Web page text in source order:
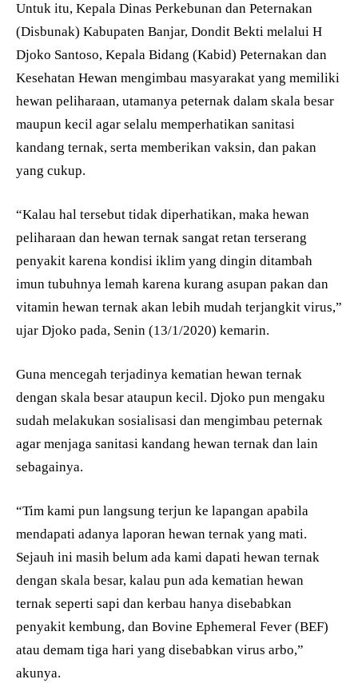
Untuk itu, Kepala Dinas Perkebunan dan Peternakan
(Disbunak) Kabupaten Banjar, Dondit Bekti melalui H
Djoko Santoso, Kepala Bidang (Kabid) Peternakan dan
Kesehatan Hewan mengimbau masyarakat yang memiliki
hewan peliharaan, utamanya peternak dalam skala besar
maupun kecil agar selalu memperhatikan sanitasi
kandang ternak, serta memberikan vaksin, dan pakan
yang cukup.
“Kalau hal tersebut tidak diperhatikan, maka hewan
peliharaan dan hewan ternak sangat retan terserang
penyakit karena kondisi iklim yang dingin ditambah
imun tubuhnya lemah karena kurang asupan pakan dan
vitamin hewan ternak akan lebih mudah terjangkit virus,”
ujar Djoko pada, Senin (13/1/2020) kemarin.
Guna mencegah terjadinya kematian hewan ternak
dengan skala besar ataupun kecil. Djoko pun mengaku
sudah melakukan sosialisasi dan mengimbau peternak
agar menjaga sanitasi kandang hewan ternak dan lain
sebagainya.
“Tim kami pun langsung terjun ke lapangan apabila
mendapati adanya laporan hewan ternak yang mati.
Sejauh ini masih belum ada kami dapati hewan ternak
dengan skala besar, kalau pun ada kematian hewan
ternak seperti sapi dan kerbau hanya disebabkan
penyakit kembung, dan Bovine Ephemeral Fever (BEF)
atau demam tiga hari yang disebabkan virus arbo,”
akunya.